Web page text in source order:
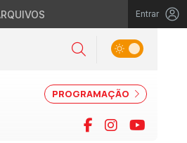
Entrar
Pesquisar
Alternar tema
PROGRAMAÇÃO
Facebook
Instagram